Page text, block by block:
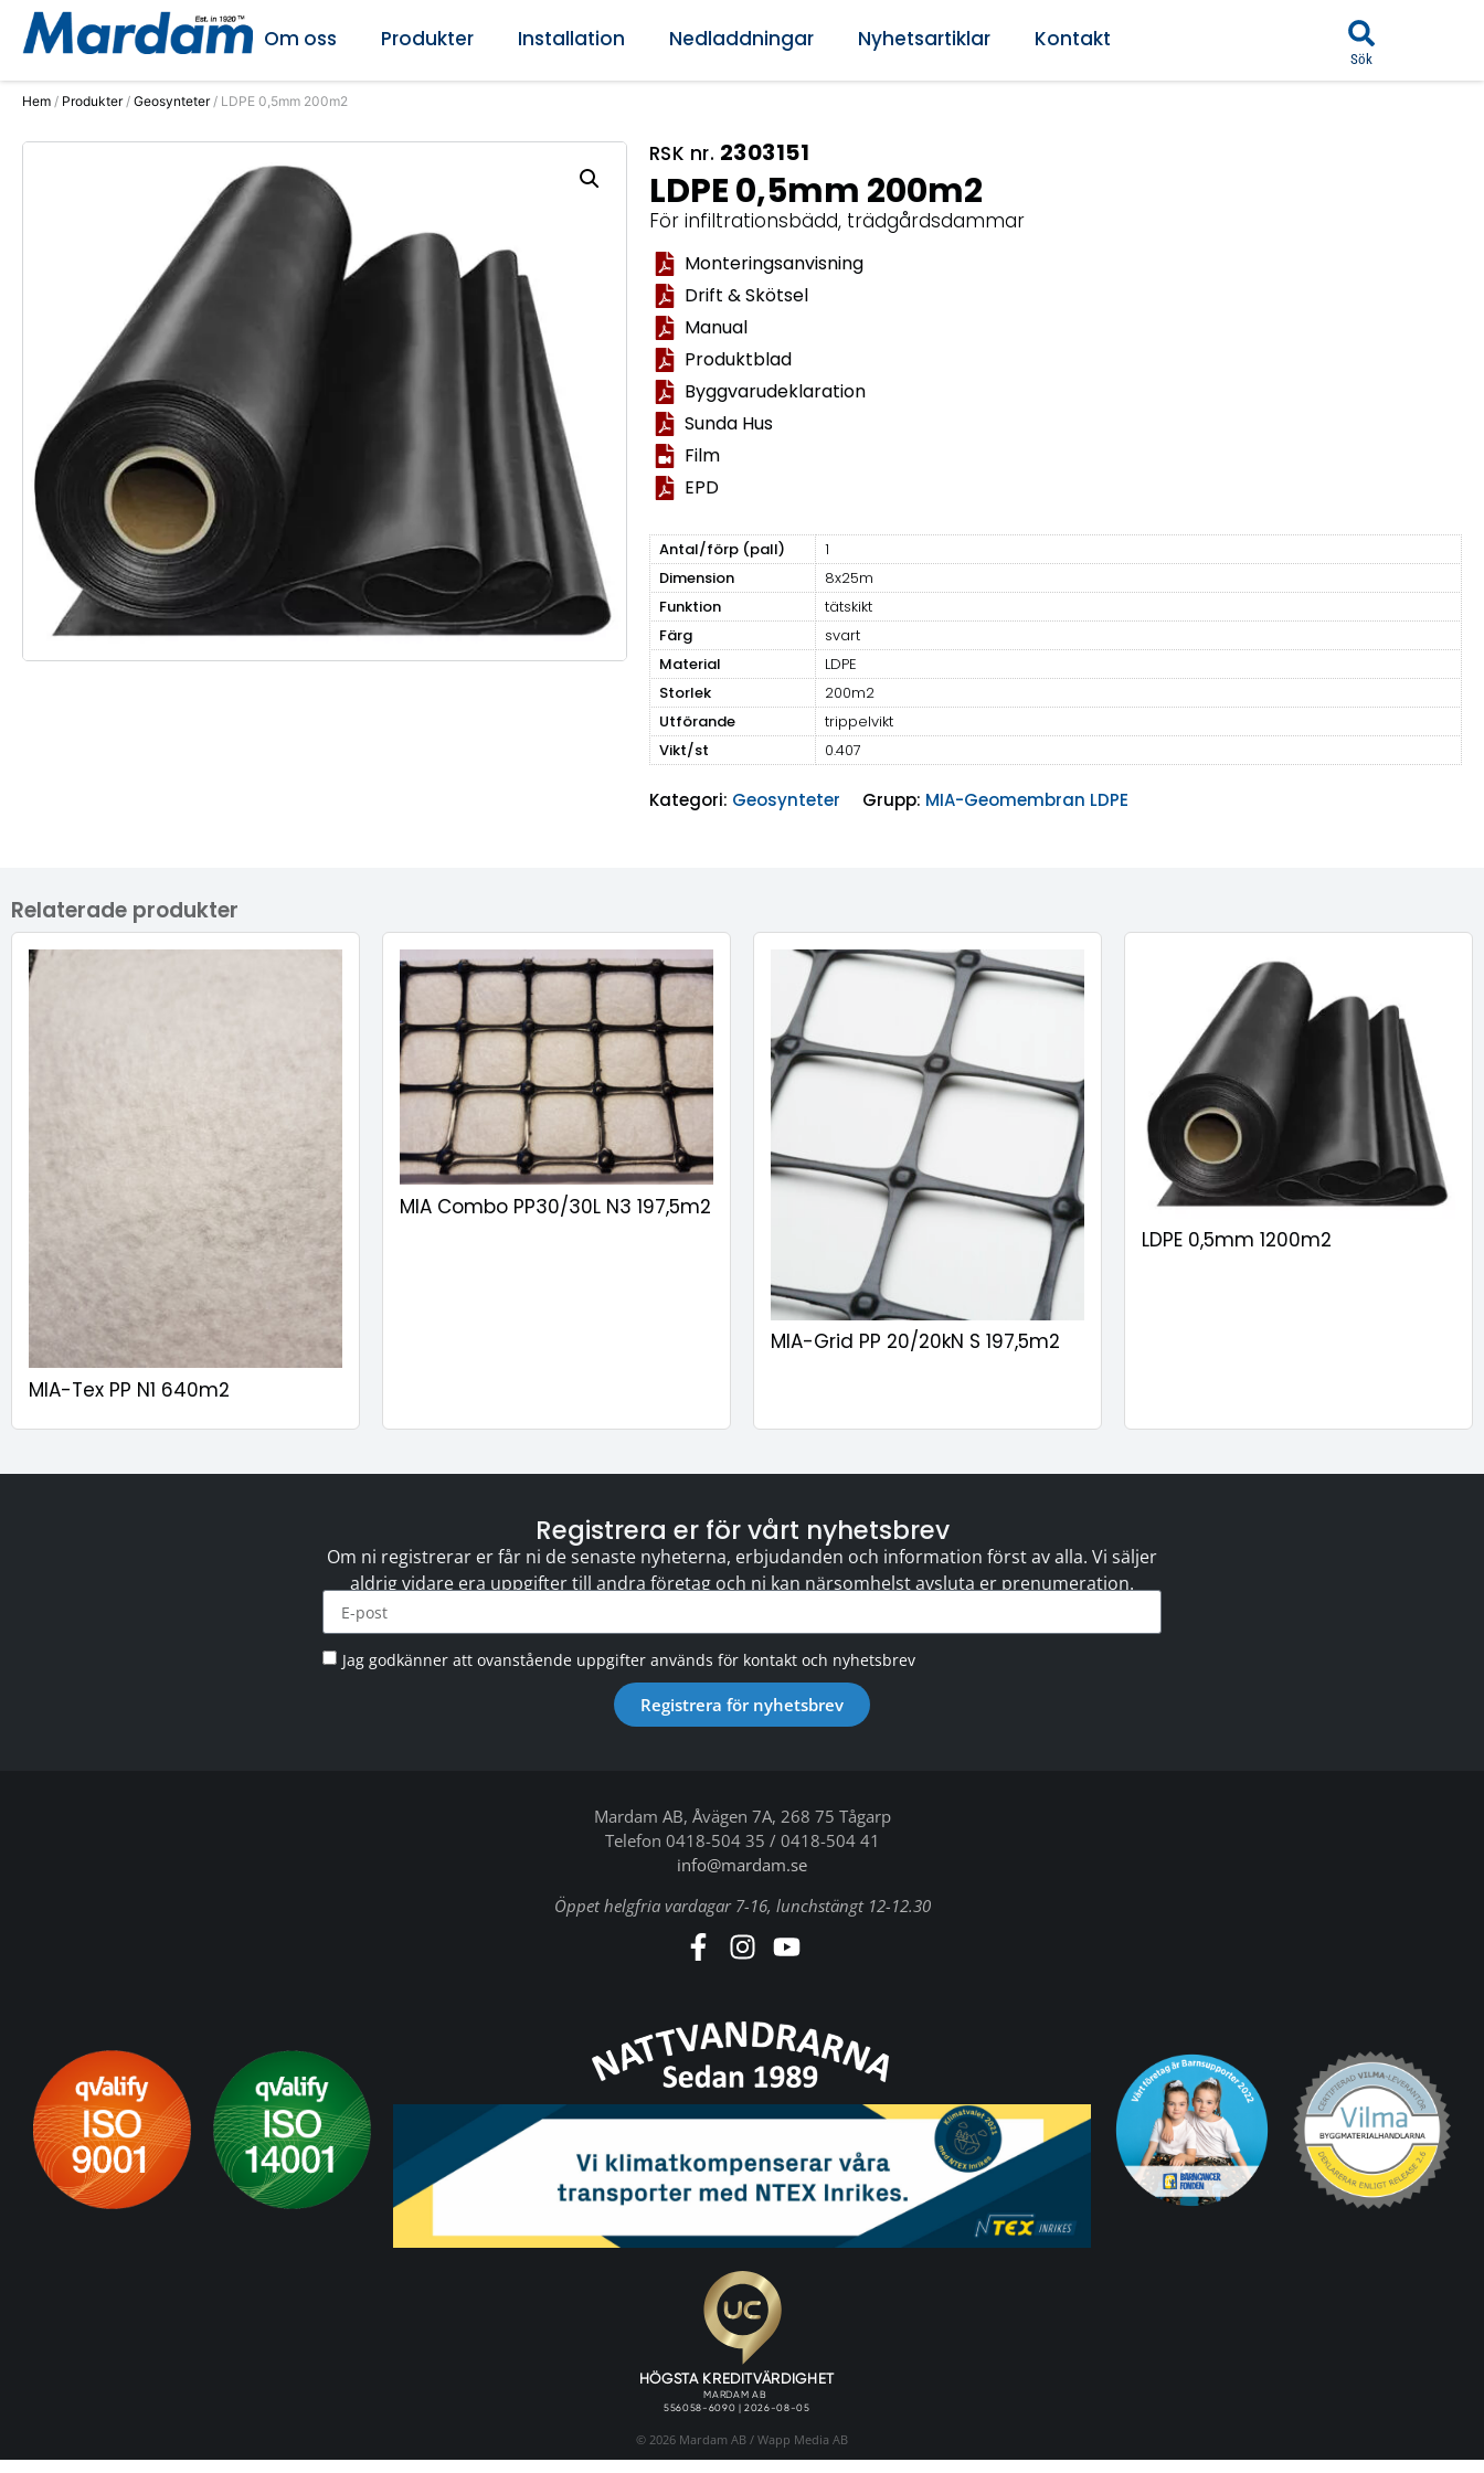
Om oss Produkter Installation Nedladdningar Nyhetsartiklar Kontakt
Sök
Hem / Produkter/ Geosynteter/ LDPE 0,5mm 200m2
RSK nr. 2303151
LDPE 0,5mm 200m2
För infiltrationsbädd, trädgårdsdammar
Monteringsanvisning
Drift & Skötsel
Manual
Produktblad
Byggvarudeklaration
Sunda Hus
Film
EPD
Antal/förp (pall)
1
Dimension
8x25m
Funktion
tätskikt
Färg
svart
Material
LDPE
Storlek
200m2
Utförande
trippelvikt
Vikt/st
0.407
Kategori: Geosynteter Grupp: MIA-Geomembran LDPE
Relaterade produkter
MIA-Tex PP N1 640m2
MIA Combo PP30/30L N3 197,5m2
MIA-Grid PP 20/20kN S 197,5m2
LDPE 0,5mm 1200m2
Registrera er för vårt nyhetsbrev
Om ni registrerar er får ni de senaste nyheterna, erbjudanden och information först av alla. Vi säljer
aldrig vidare era uppgifter till andra företag och ni kan närsomhelst avsluta er prenumeration.
Jag godkänner att ovanstående uppgifter används för kontakt och nyhetsbrev
Registrera för nyhetsbrev
Mardam AB, Åvägen 7A, 268 75 Tågarp
Telefon 0418-504 35 / 0418-504 41
info@mardam.se
Öppet helgfria vardagar 7-16, lunchstängt 12-12.30
© 2026 Mardam AB / Wapp Media AB